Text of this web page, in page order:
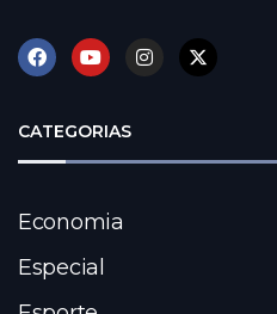
CATEGORIAS
Economia
Especial